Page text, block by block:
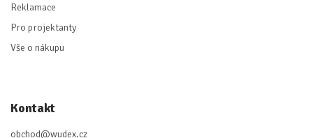
Reklamace
Pro projektanty
Vše o nákupu
Kontakt
obchod@wudex.cz